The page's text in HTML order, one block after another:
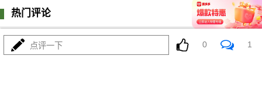
热门评论
1 条评论 登陆
点评一下 0 1